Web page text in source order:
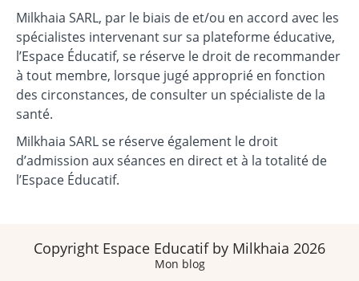
Milkhaia SARL, par le biais de et/ou en accord avec les
spécialistes intervenant sur sa plateforme éducative,
l’Espace Éducatif, se réserve le droit de recommander
à tout membre, lorsque jugé approprié en fonction
des circonstances, de consulter un spécialiste de la
santé.
Milkhaia SARL se réserve également le droit
d’admission aux séances en direct et à la totalité de
l’Espace Éducatif.
Copyright Espace Educatif by Milkhaia 2026
Mon blog